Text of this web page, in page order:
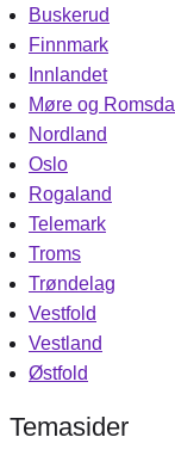
Buskerud
Finnmark
Innlandet
Møre og Romsdal
Nordland
Oslo
Rogaland
Telemark
Troms
Trøndelag
Vestfold
Vestland
Østfold
Temasider